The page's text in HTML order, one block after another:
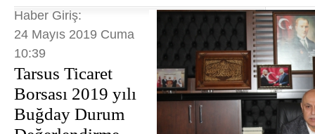
Haber Giriş:
24 Mayıs 2019 Cuma
10:39
Tarsus Ticaret
Borsası 2019 yılı
Buğday Durum